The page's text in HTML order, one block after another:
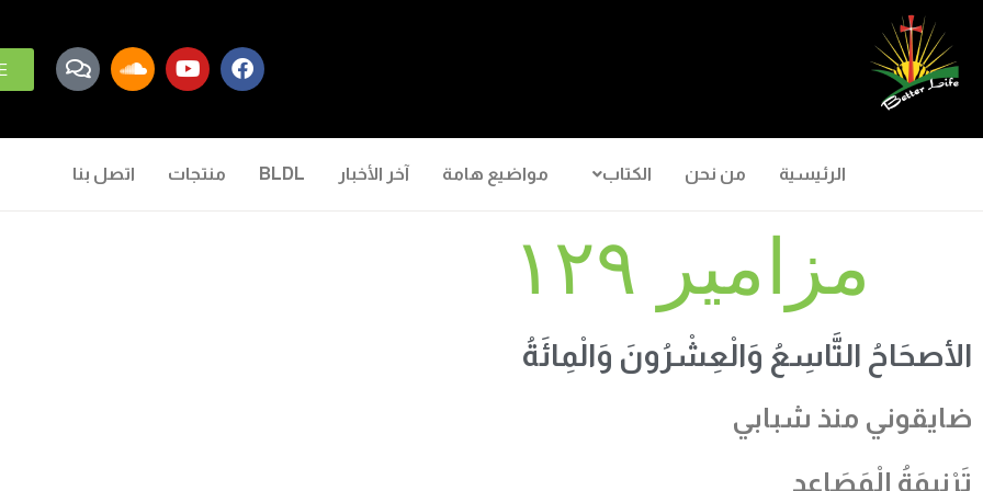
الرئيسية من نحن الكتاب مواضيع هامة آخر الأخبار BLDL منتجات اتصل بنا
مزامير ١٢٩
الأصحَاحُ التَّاسِعُ وَالْعِشْرُونَ وَالْمِائَةُ
ضايقوني منذ شبابي
تَرْنِيمَةُ الْمَصَاعِدِ